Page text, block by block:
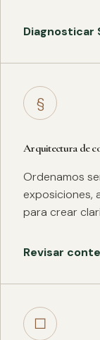
Diagnosticar
§
Arquitectura de
Ordenamos
exposiciones,
para crear
Revisar
□